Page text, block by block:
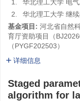
1.
华北理工大学 电
2.
华北理工大学 继
基金项目: 河北省自然
育厅资助项目（
（PYGF202503）
详细信息
Staged
algorithm for